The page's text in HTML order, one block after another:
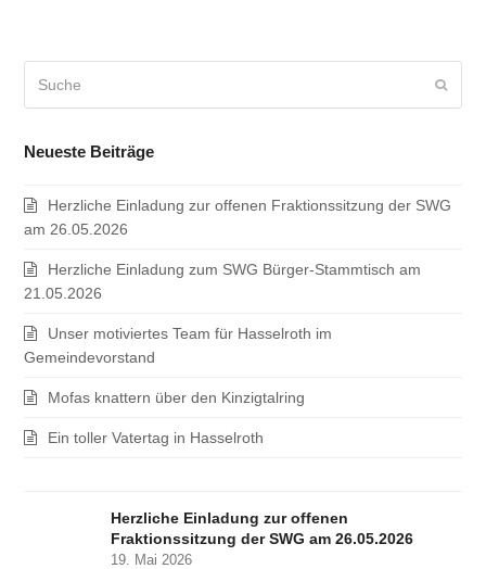
Neueste Beiträge
Herzliche Einladung zur offenen Fraktionssitzung der SWG
am 26.05.2026
Herzliche Einladung zum SWG Bürger-Stammtisch am
21.05.2026
Unser motiviertes Team für Hasselroth im
Gemeindevorstand
Mofas knattern über den Kinzigtalring
Ein toller Vatertag in Hasselroth
Herzliche Einladung zur offenen
Fraktionssitzung der SWG am 26.05.2026
19. Mai 2026